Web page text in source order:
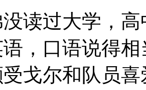
读过大学，
，口语说得
戈尔和队员